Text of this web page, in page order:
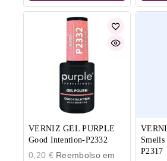
VERNIZ GEL PURPLE
Good Intention-P2332
0,20 €Reembolso em
P2317